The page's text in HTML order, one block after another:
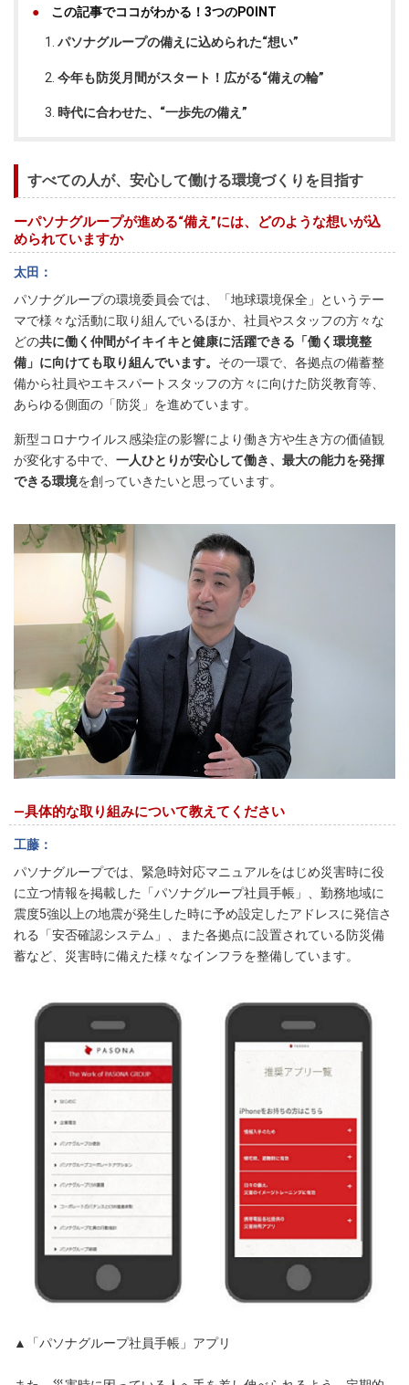
この記事でココがわかる！3つのPOINT
パソナグループの備えに込められた“想い”
今年も防災月間がスタート！広がる“備えの輪”
時代に合わせた、“一歩先の備え”
すべての人が、安心して働ける環境づくりを目指す
ーパソナグループが進める“備え”には、どのような想いが込
められていますか
太田
パソナグループの環境委員会では、「地球環境保全」というテー
マで様々な活動に取り組んでいるほか、社員やスタッフの方々な
どの共に働く仲間がイキイキと健康に活躍できる「働く環境整
備」に向けても取り組んでいます。 その一環で、各拠点の備蓄整
備から社員やエキスパートスタッフの方々に向けた防災教育等、
あらゆる側面の「防災」を進めています。
新型コロナウイルス感染症の影響により働き方や生き方の価値観
が変化する中で、 一人ひとりが安心して働き、最大の能力を発揮
できる環境を創っていきたいと思っています。
―具体的な取り組みについて教えてください
工藤
パソナグループでは、緊急時対応マニュアルをはじめ災害時に役
に立つ情報を掲載した「パソナグループ社員手帳」、勤務地域に
震度5強以上の地震が発生した時に予め設定したアドレスに発信さ
れる「安否確認システム」、また各拠点に設置されている防災備
蓄など、災害時に備えた様々なインフラを整備しています。
▲「パソナグループ社員手帳」アプリ